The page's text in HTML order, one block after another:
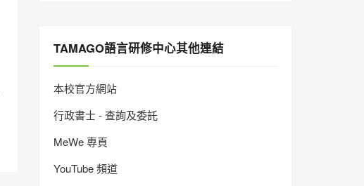
TAMAGO語言研修中心其他連結
本校官方網站
行政書士 - 查詢及委託
MeWe 專頁
YouTube 頻道